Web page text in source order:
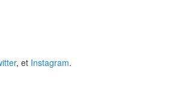
, et Instagram.